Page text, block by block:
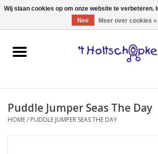
Home
spellen
Puddle Jumper Seas The Day
HOME/ PUDDLE JUMPER SEAS THE DAY
Wij slaan cookies op om onze website te verbeteren.
Nee
Meer over cookies »